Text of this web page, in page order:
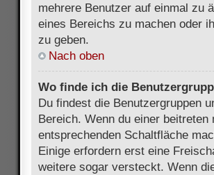
mehrere Benutzer auf einmal zu
eines Bereichs zu machen oder
zu geben.
Nach oben
Wo finde ich die
Du findest die Benutzergruppen
Bereich. Wenn du einer
entsprechenden Schaltfläche
Einige erfordern erst eine
weitere sogar versteckt. Wenn